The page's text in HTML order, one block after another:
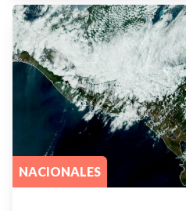
NACIONALES